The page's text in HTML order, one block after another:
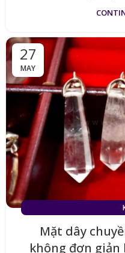
27
MAY
Mặt dây
không đơn